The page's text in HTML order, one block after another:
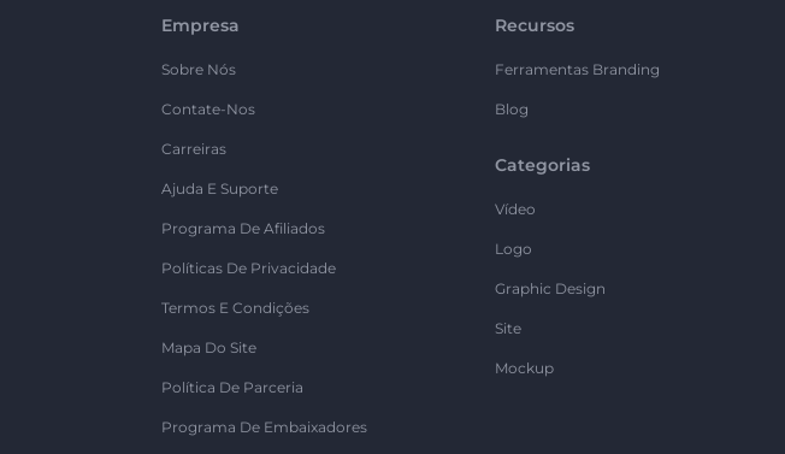
Empresa
Sobre Nós
Contate-Nos
Carreiras
Ajuda E Suporte
Programa De Afiliados
Políticas De Privacidade
Termos E Condições
Mapa Do Site
Política De Parceria
Programa De Embaixadores
Recursos
Ferramentas Branding
Blog
Categorias
Vídeo
Logo
Graphic Design
Site
Mockup